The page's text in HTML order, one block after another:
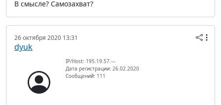
В смысле? Самозахват?
26 октября 2020 13:31
dyuk
IP/Host: 195.19.57.---
Дата регистрации: 26.02.2020
Сообщений: 111